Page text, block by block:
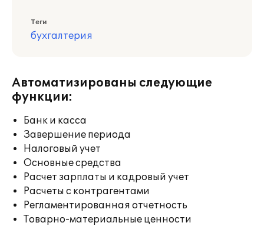
Теги
бухгалтерия
Автоматизированы следующие
функции:
Банк и касса
Завершение периода
Налоговый учет
Основные средства
Расчет зарплаты и кадровый учет
Расчеты с контрагентами
Регламентированная отчетность
Товарно-материальные ценности